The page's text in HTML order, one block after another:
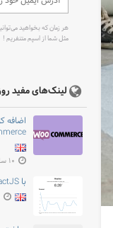
هر زمان که بخواهید
مثل شما از اسپم متنفریم !
لینک‌های مفید
۱۰ سال قبل
با ReactJS اپلیکیشن هواشناسی بسازید